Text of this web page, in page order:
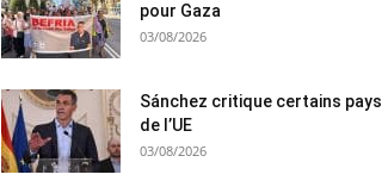
pour Gaza
03/08/2026
Sánchez critique certains pays
de l’UE
03/08/2026